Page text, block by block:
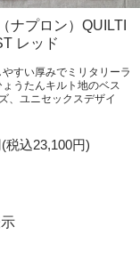
ナプロン）QUILTI
レッド
すい厚みでミリタリーラ
ょうたんキルト地のベス
、ユニセックスデザイ
税込23,100円)